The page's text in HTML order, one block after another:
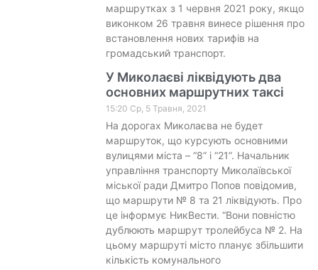
маршрутках з 1 червня 2021 року, якщо
виконком 26 травня винесе рішення про
встановлення нових тарифів на
громадський транспорт.
У Миколаєві ліквідують два
основних маршрутних таксі
15:20 Ср, 5 Травня, 2021
На дорогах Миколаєва не будет
маршруток, що курсують основними
вулицями міста – “8” і “21”. Начальник
управління транспорту Миколаївської
міської ради Дмитро Попов повідомив,
що маршрути № 8 та 21 ліквідують. Про
це інформує НикВести. “Вони повністю
дублюють маршрут тролейбуса № 2. На
цьому маршруті місто планує збільшити
кількість комунального